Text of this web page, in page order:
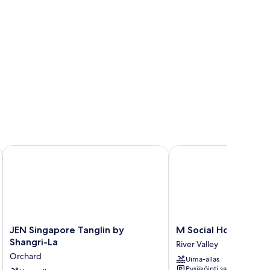
JEN
Singapore
Tanglin
by
JEN Singapore Tanglin by
Shangri-La
Orchard
JEN Singapore Tanglin by Shangri-La
M
Social
Hotel
Singapore
M Social Hotel
River Valley
Uima-allas
M Social Hotel